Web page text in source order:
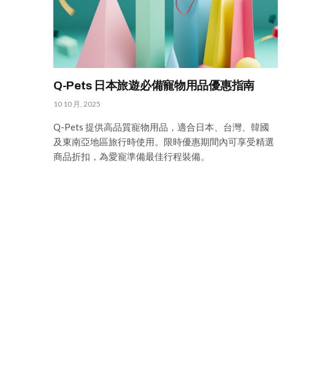
Q-Pets 日本旅遊必備寵物用品優惠指南
10 10 月, 2025
Q-Pets 提供高品質寵物用品，適合日本、台灣、韓國
及東南亞地區旅行時使用。限時優惠期間內可享受精選
商品折扣，為愛寵準備最佳行程裝備。